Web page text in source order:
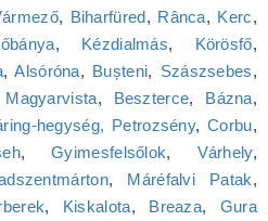
, Biharfüred, Rânca, Kerc,
, Kézdialmás, Körösfő,
,Alsóróna, Bușteni, Szászsebes,
Magyarvista, Beszterce, Bázna,
hegység, Petrozsény,Corbu,
,Gyimesfelsőlok, Várhely,
, Máréfalvi Patak,
, Kiskalota, Breaza, Gura